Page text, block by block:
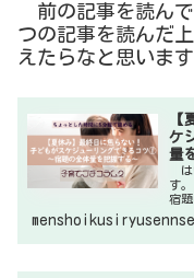
前の記事を読んで
つの記事を読んだ
えたらなと思います
【
ケ
量
は
す
宿
い
焦